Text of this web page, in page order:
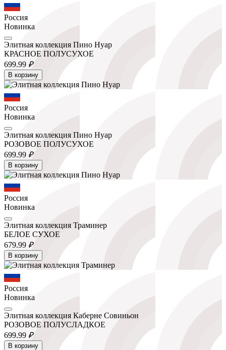
Россия
Новинка
Элитная коллекция Пино Нуар
КРАСНОЕ ПОЛУСУХОЕ
699.99 ₽
В корзину
Россия
Новинка
Элитная коллекция Пино Нуар
РОЗОВОЕ ПОЛУСУХОЕ
699.99 ₽
В корзину
Россия
Новинка
Элитная коллекция Траминер
БЕЛОЕ СУХОЕ
679.99 ₽
В корзину
Россия
Новинка
Элитная коллекция Каберне Совиньон
РОЗОВОЕ ПОЛУСЛАДКОЕ
699.99 ₽
В корзину